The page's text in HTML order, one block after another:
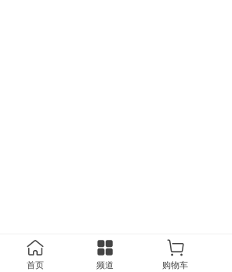
首页 频道 购物车